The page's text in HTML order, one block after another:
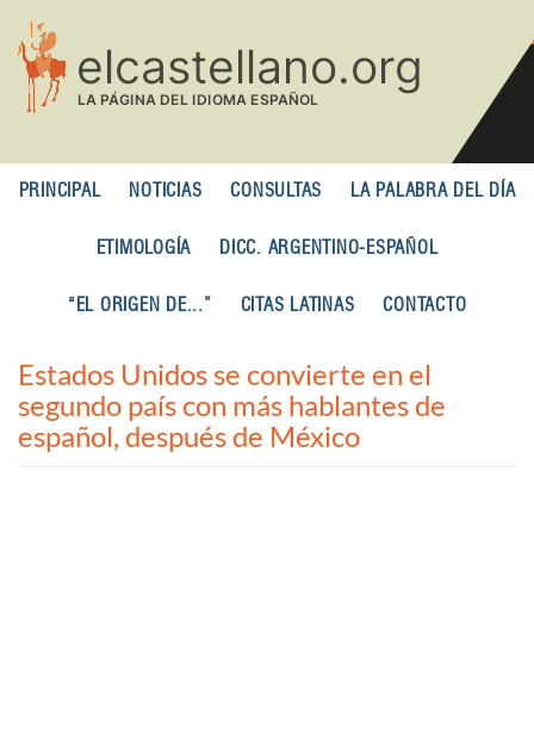
contenido
principal
PRINCIPAL NOTICIAS CONSULTAS LA PALABRA DEL DÍA
ETIMOLOGÍA DICC. ARGENTINO-ESPAÑOL
“EL ORIGEN DE...” CITAS LATINAS CONTACTO
Estados Unidos se convierte en el
segundo país con más hablantes de
español, después de México